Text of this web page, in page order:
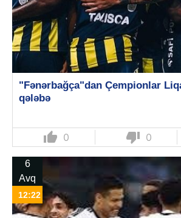
"Fənərbağça"dan Çempionlar
qələbə
thumb_up 0 thumb_down 0
6
Avq
12:22